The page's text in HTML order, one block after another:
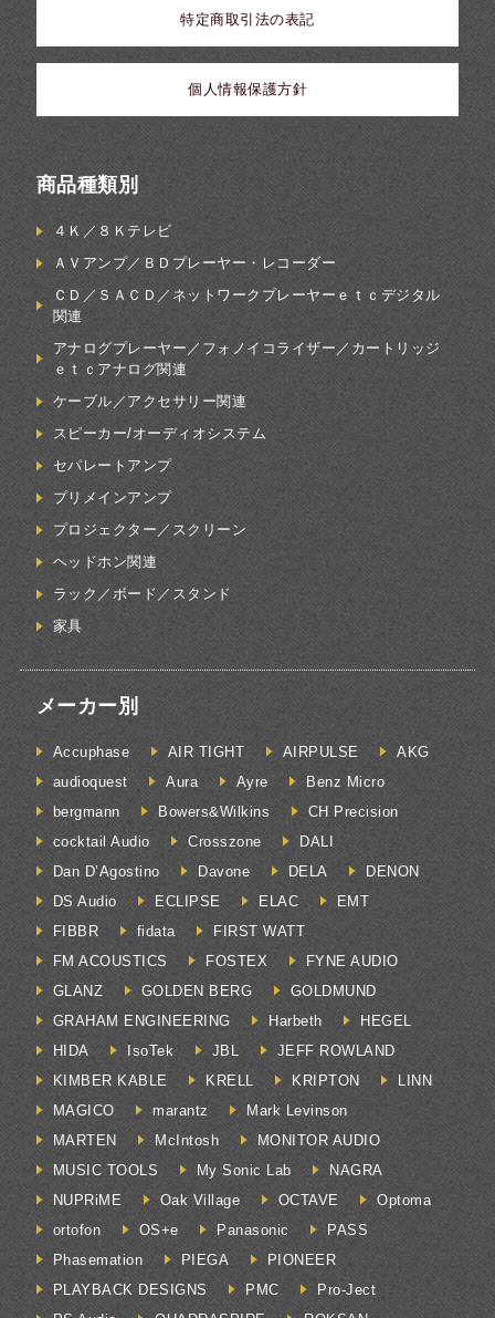
特定商取引法の表記
個人情報保護方針
商品種類別
４Ｋ／８Ｋテレビ
ＡＶアンプ／ＢＤプレーヤー・レコーダー
ＣＤ／ＳＡＣＤ／ネットワークプレーヤーｅｔｃデジタル
関連
アナログプレーヤー／フォノイコライザー／カートリッジ
ｅｔｃアナログ関連
ケーブル／アクセサリー関連
スピーカー/オーディオシステム
セパレートアンプ
プリメインアンプ
プロジェクター／スクリーン
ヘッドホン関連
ラック／ボード／スタンド
家具
メーカー別
Accuphase AIR TIGHT AIRPULSE
AKG
audioquest
Aura Ayre
Benz Micro
bergmann
Bowers&Wilkins
CH Precision
cocktail Audio
Crosszone
DALI
Dan D’Agostino
Davone DELA
DENON
DS Audio
ECLIPSE ELAC
EMT
FIBBR
fidata
FIRST WATT
FM ACOUSTICS
FOSTEX
FYNE AUDIO
GLANZ
GOLDEN BERG
GOLDMUND
GRAHAM ENGINEERING
Harbeth
HEGEL
HIDA
IsoTek JBL
JEFF ROWLAND
KIMBER KABLE
KRELL KRIPTON
LINN
MAGICO
marantz
Mark Levinson
MARTEN
McIntosh
MONITOR AUDIO
MUSIC TOOLS
My Sonic Lab
NAGRA
NUPRiME
Oak Village OCTAVE
Optoma
ortofon
OS+e Panasonic
PASS
Phasemation
PIEGA
PIONEER
PLAYBACK DESIGNS
PMC
Pro-Ject